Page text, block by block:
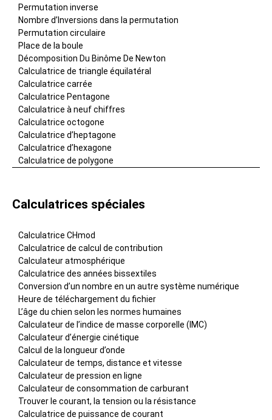
Permutation inverse
Nombre d’Inversions dans la permutation
Permutation circulaire
Place de la boule
Décomposition Du Binôme De Newton
Calculatrice de triangle équilatéral
Calculatrice carrée
Calculatrice Pentagone
Calculatrice à neuf chiffres
Calculatrice octogone
Calculatrice d’heptagone
Calculatrice d’hexagone
Calculatrice de polygone
Calculatrices spéciales
Calculatrice CHmod
Calculatrice de calcul de contribution
Calculateur atmosphérique
Calculatrice des années bissextiles
Conversion d’un nombre en un autre système numérique
Heure de téléchargement du fichier
L’âge du chien selon les normes humaines
Calculateur de l’indice de masse corporelle (IMC)
Calculateur d’énergie cinétique
Calcul de la longueur d’onde
Calculateur de temps, distance et vitesse
Calculateur de pression en ligne
Calculateur de consommation de carburant
Trouver le courant, la tension ou la résistance
Calculatrice de puissance de courant